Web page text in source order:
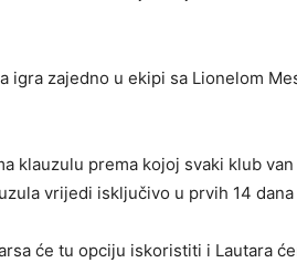
igra zajedno u ekipi sa Lionelom
klauzulu prema kojoj svaki klub
vrijedi isključivo u prvih 14
će tu opciju iskoristiti i Lautara